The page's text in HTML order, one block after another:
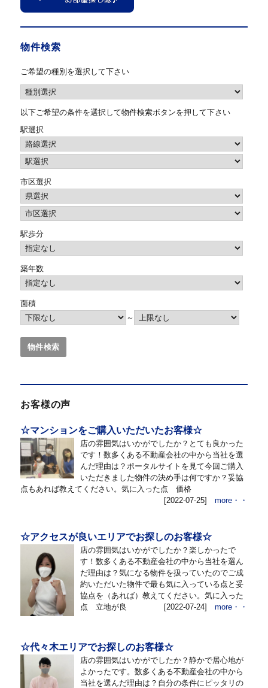
物件検索
ご希望の種別を選択して下さい
以下ご希望の条件を選択して物件検索ボタンを押して下さい
駅選択
市区選択
駅歩分
築年数
面積
～
お客様の声
☆マンションをご購入いただいたお客様☆
店の雰囲気はいかがでしたか？とても良かった
です！数多くある不動産会社の中から当社を選
んだ理由は？ポータルサイトを見て今回ご購入
いただきました物件の決め手は何ですか？妥協
点もあれば教えてください。気に入った点 価格
[2022-07-25] more・・
☆アクセスが良いエリアでお探しのお客様☆
店の雰囲気はいかがでしたか？楽しかったで
す！数多くある不動産会社の中から当社を選ん
だ理由は？気になる物件を扱っていたのでご成
約いただいた物件で最も気に入っている点と妥
協点を（あれば）教えてください。気に入った
点 立地が良
[2022-07-24] more・・
☆代々木エリアでお探しのお客様☆
店の雰囲気はいかがでしたか？静かで居心地が
よかったです。数多くある不動産会社の中から
当社を選んだ理由は？自分の条件にピッタリの